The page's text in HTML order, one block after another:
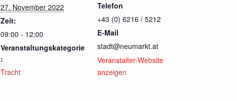
27. November 2022
Zeit:
09:00 - 12:00
Veranstaltungskategorie
:
Tracht
Telefon
+43 (0) 6216 / 5212
E-Mail
stadt@neumarkt.at
Veranstalter-Website
anzeigen